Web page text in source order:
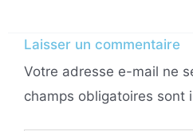
Laisser un commentaire
Votre adresse e-mail ne
champs obligatoires sont